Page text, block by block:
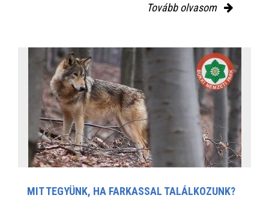
Tovább olvasom
MIT TEGYÜNK, HA FARKASSAL TALÁLKOZUNK?